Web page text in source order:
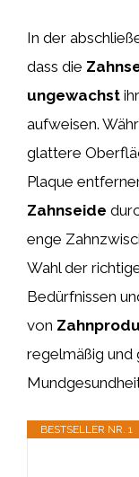
In der
dass die
ungewachst
aufweisen.
glattere
Plaque
Zahnseide
enge
Wahl der
Bedürfnissen
von
regelmäßig und
BESTSELLER NR. 1